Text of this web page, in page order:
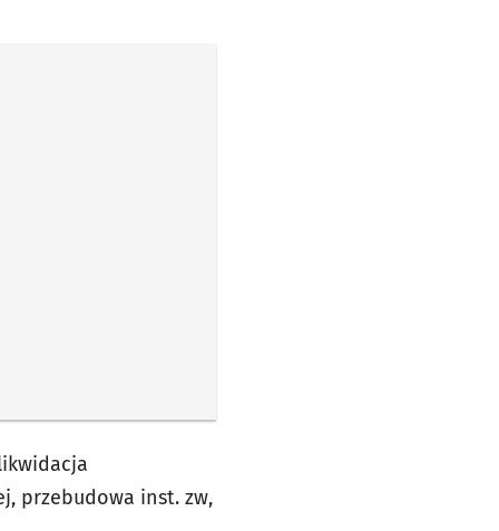
przebudowa inst. zw,